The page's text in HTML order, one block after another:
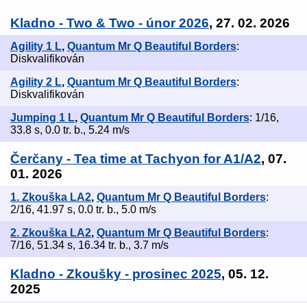
Kladno - Two & Two - únor 2026, 27. 02. 2026
Agility 1 L, Quantum Mr Q Beautiful Borders:
Diskvalifikován
Agility 2 L, Quantum Mr Q Beautiful Borders:
Diskvalifikován
Jumping 1 L, Quantum Mr Q Beautiful Borders: 1/16,
33.8 s, 0.0 tr. b., 5.24 m/s
Čerčany - Tea time at Tachyon for A1/A2, 07.
01. 2026
1. Zkouška LA2, Quantum Mr Q Beautiful Borders:
2/16, 41.97 s, 0.0 tr. b., 5.0 m/s
2. Zkouška LA2, Quantum Mr Q Beautiful Borders:
7/16, 51.34 s, 16.34 tr. b., 3.7 m/s
Kladno - Zkoušky - prosinec 2025, 05. 12.
2025